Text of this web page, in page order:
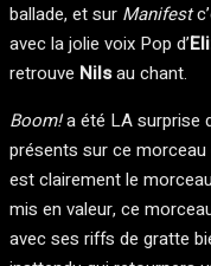
ballade, et sur Manifest
avec la jolie voix Pop d’
retrouve Nilsau chant.
Boom!a été LA surprise
présents sur ce
est clairement le
mis en valeur, ce
avec ses riffs de gratte